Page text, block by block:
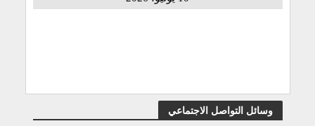
وسائل التواصل الاجتماعي